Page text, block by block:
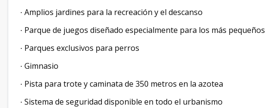
· Amplios jardines para la recreación y el descanso
· Parque de juegos diseñado especialmente para los más pequeños
· Parques exclusivos para perros
· Gimnasio
· Pista para trote y caminata de 350 metros en la azotea
· Sistema de seguridad disponible en todo el urbanismo